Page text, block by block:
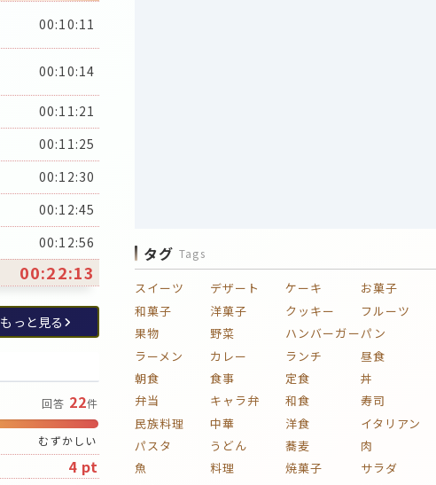
00:10:11
00:10:14
00:11:21
00:11:25
00:12:30
00:12:45
00:12:56
00:22:13
もっと見る
回答 22件
むずかしい
4 pt
タグ Tags
スイーツ デザート ケーキ
お菓子
和菓子
洋菓子 クッキー
フルーツ
果物
野菜 ハンバーガーパン
ラーメン
カレー ランチ
昼食
朝食
食事 定食
丼
弁当
キャラ弁 和食
寿司
民族料理
中華 洋食
イタリアン
パスタ
うどん 蕎麦
肉
魚
料理 焼菓子
サラダ